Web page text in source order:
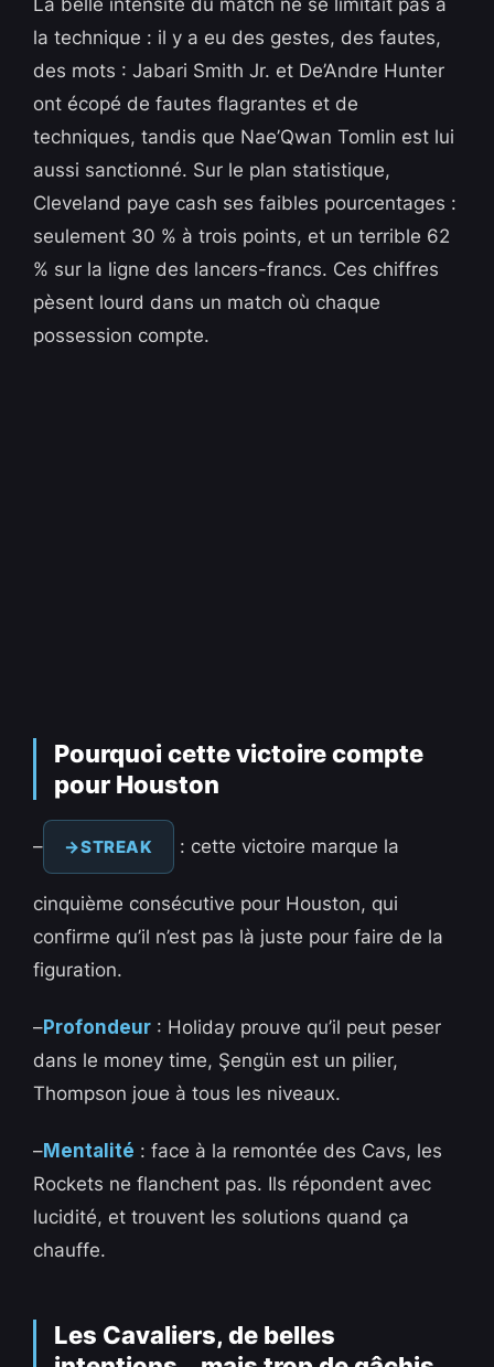
La belle intensité du match ne se limitait pas à
la technique : il y a eu des gestes, des fautes,
des mots : Jabari Smith Jr. et De’Andre Hunter
ont écopé de fautes flagrantes et de
techniques, tandis que Nae’Qwan Tomlin est lui
aussi sanctionné. Sur le plan statistique,
Cleveland paye cash ses faibles pourcentages :
seulement 30 % à trois points, et un terrible 62
% sur la ligne des lancers-francs. Ces chiffres
pèsent lourd dans un match où chaque
possession compte.
Pourquoi cette victoire compte
pour Houston
– STREAK : cette victoire marque la
cinquième consécutive pour Houston, qui
confirme qu’il n’est pas là juste pour faire de la
figuration.
–Profondeur : Holiday prouve qu’il peut peser
dans le money time, Şengün est un pilier,
Thompson joue à tous les niveaux.
–Mentalité : face à la remontée des Cavs, les
Rockets ne flanchent pas. Ils répondent avec
lucidité, et trouvent les solutions quand ça
chauffe.
Les Cavaliers, de belles